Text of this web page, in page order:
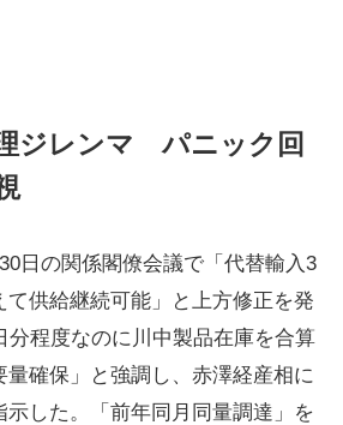
ジレンマ パニック回
日の関係閣僚会議で「代替輸入3
て供給継続可能」と上方修正を発
分程度なのに川中製品在庫を合算
量確保」と強調し、赤澤経産相に
示した。「前年同月同量調達」を